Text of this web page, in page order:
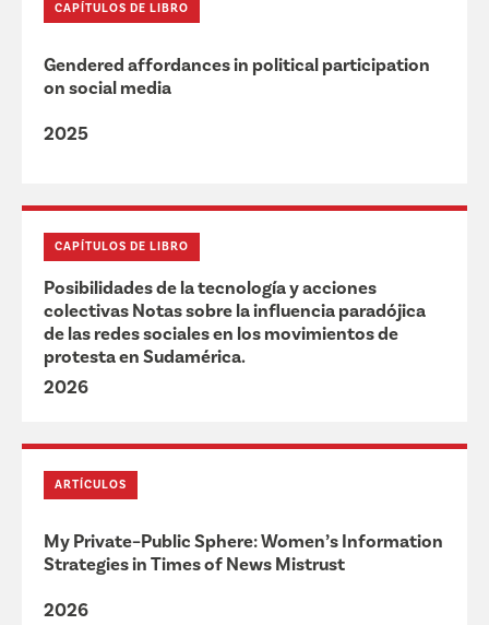
CAPÍTULOS DE LIBRO
Gendered affordances in political participation
on social media
2025
CAPÍTULOS DE LIBRO
Posibilidades de la tecnología y acciones
colectivas Notas sobre la influencia paradójica
de las redes sociales en los movimientos de
protesta en Sudamérica.
2026
ARTÍCULOS
My Private–Public Sphere: Women’s Information
Strategies in Times of News Mistrust
2026